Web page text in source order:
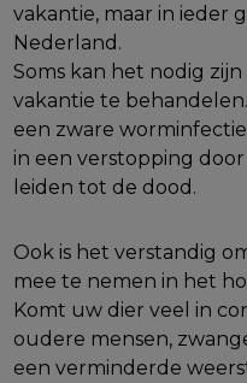
vakantie, maar in ieder
Nederland.
Soms kan het nodig
vakantie te
een zware
in een verstopping
leiden tot de dood.
Ook is het verstandig
mee te nemen in het
Komt uw dier veel in
oudere mensen,
een verminderde